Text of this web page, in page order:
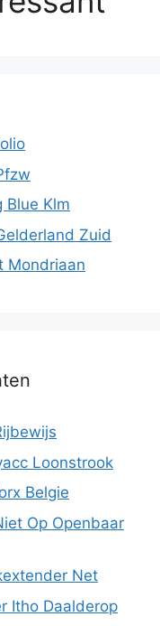
Blue Klm
Zuid
Mondriaan
Loonstrook
Belgie
Op Openbaar
Net
Itho Daalderop